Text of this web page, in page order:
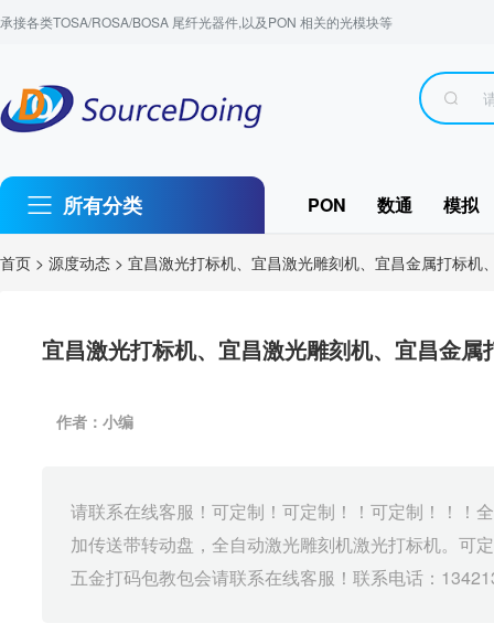
承接各类TOSA/ROSA/BOSA 尾纤光器件,以及PON 相关的光模块等
所有分类 PON 数通 模拟
首页 > 源度动态 > 宜昌激光打标机、宜昌激光雕刻机、宜昌金属打标机
宜昌激光打标机、宜昌激光雕刻机、宜昌金
作者：小编
请联系在线客服！可定制！可定制！！可定制！！！
加传送带转动盘，全自动激光雕刻机激光打标机。可
五金打码包教包会请联系在线客服！联系电话：